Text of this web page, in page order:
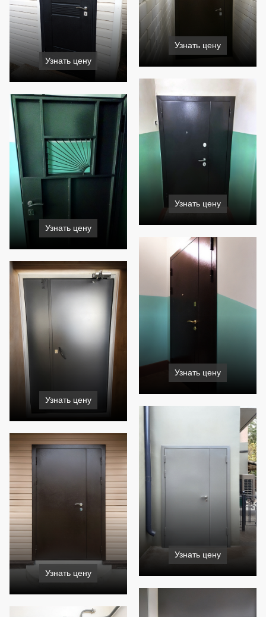
Узнать цену
Узнать цену
Узнать цену
Узнать цену
Узнать цену
Узнать цену
Узнать цену
Узнать цену